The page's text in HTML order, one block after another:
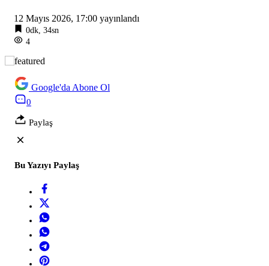
12 Mayıs 2026, 17:00 yayınlandı
0dk, 34sn
4
Google'da Abone Ol
0
Paylaş
Bu Yazıyı Paylaş